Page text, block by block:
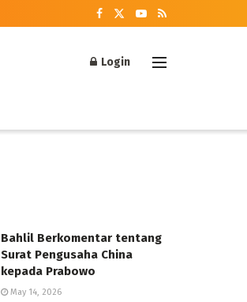
Login
Bahlil Berkomentar tentang
Surat Pengusaha China
kepada Prabowo
May 14, 2026